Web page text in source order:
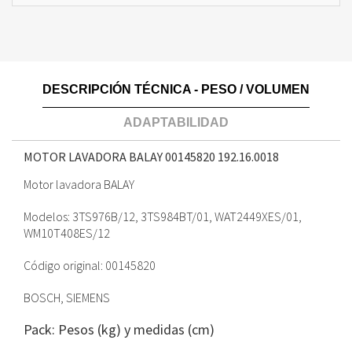
DESCRIPCIÓN TÉCNICA - PESO / VOLUMEN
ADAPTABILIDAD
MOTOR LAVADORA BALAY 00145820 192.16.0018
Motor lavadora BALAY
Modelos: 3TS976B/12, 3TS984BT/01, WAT2449XES/01,
WM10T408ES/12
Código original: 00145820
BOSCH, SIEMENS
Pack: Pesos (kg) y medidas (cm)